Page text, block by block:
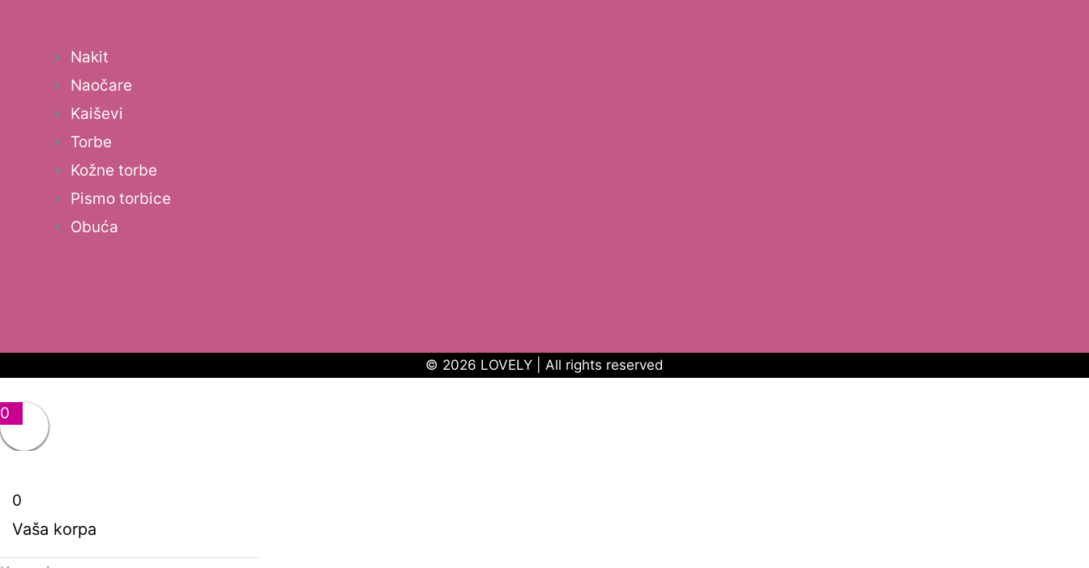
Nakit
Naočare
Kaiševi
Torbe
Kožne torbe
Pismo torbice
Obuća
© 2026 LOVELY | All rights reserved
0
0
Vaša korpa